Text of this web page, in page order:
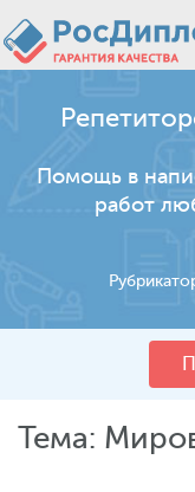
Помощь в
работ
Тема: